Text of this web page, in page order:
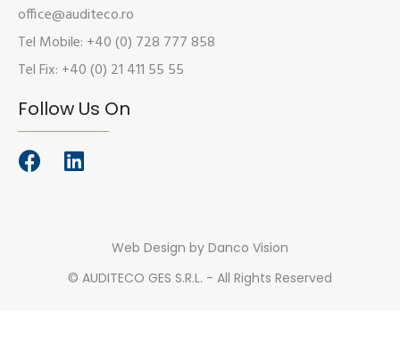
office@auditeco.ro
Tel Mobile: +40 (0) 728 777 858
Tel Fix: +40 (0) 21 411 55 55
Follow Us On
© AUDITECO GES S.R.L. - All Rights Reserved
Web Design by Danco Vision